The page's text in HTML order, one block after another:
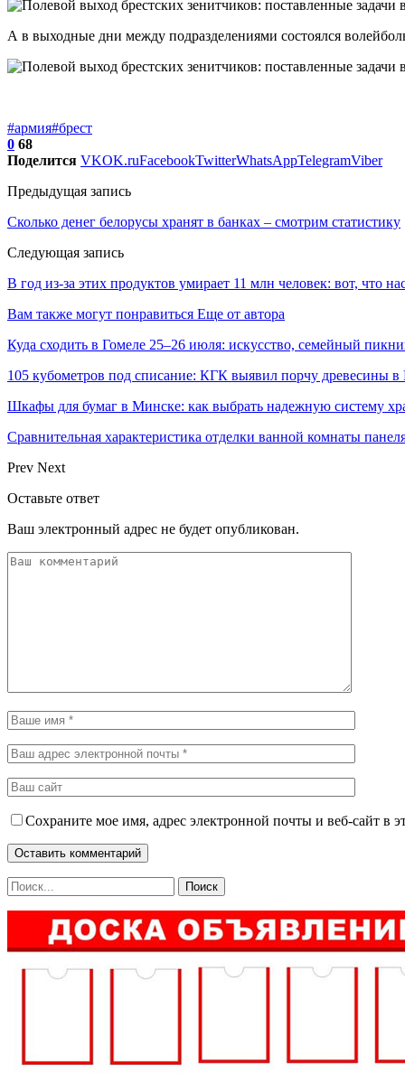
А в выходные дни между подразделениями состоялся
#армия#брест
0 68
Поделится VKOK.ruFacebookTwitterWhatsAppTelegramViber
Предыдущая запись
Сколько денег белорусы хранят в банках – смотрим статистику
Следующая запись
В год из-за этих продуктов умирает 11 млн человек: вот, что
Вам также могут понравиться Еще от автора
Куда сходить в Гомеле 25–26 июля: искусство, семейный
105 кубометров под списание: КГК выявил порчу древесины в
Шкафы для бумаг в Минске: как выбрать надежную систему
Сравнительная характеристика отделки ванной комнаты
Prev Next
Оставьте ответ
Ваш электронный адрес не будет опубликован.
Сохраните мое имя, адрес электронной почты и веб-сайт в